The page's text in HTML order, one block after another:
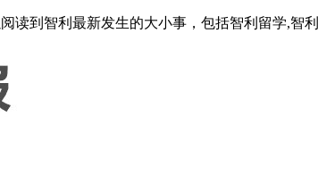
读到智利最新发生的大小事，包括智利留学,